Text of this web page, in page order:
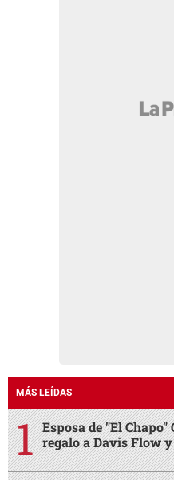
MÁS LEÍDAS
Esposa de "El
regalo a Davis Flow